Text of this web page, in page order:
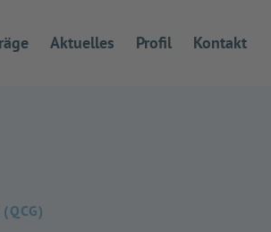
Aktuelles Profil Kontakt